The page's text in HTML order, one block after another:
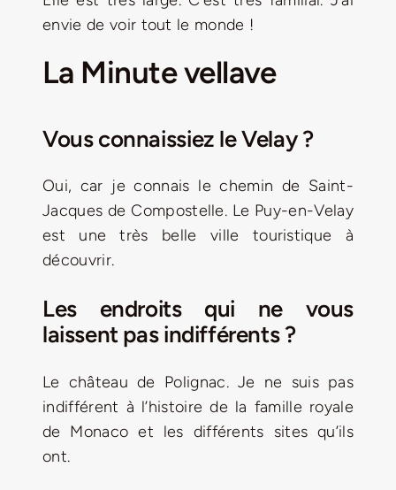
envie de voir tout le monde !
La Minute vellave
Vous connaissiez le Velay ?
Oui, car je connais le chemin de Saint-
Jacques de Compostelle. Le Puy-en-Velay
est une très belle ville touristique à
découvrir.
Les endroits qui ne vous
laissent pas indifférents ?
Le château de Polignac. Je ne suis pas
indifférent à l’histoire de la famille royale
de Monaco et les différents sites qu’ils
ont.